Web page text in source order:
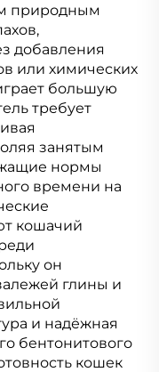
природным
добавления
или химических
большую
требует
занятым
нормы
времени на
кошачий
он
глины и
и надёжная
бентонитового
кошек